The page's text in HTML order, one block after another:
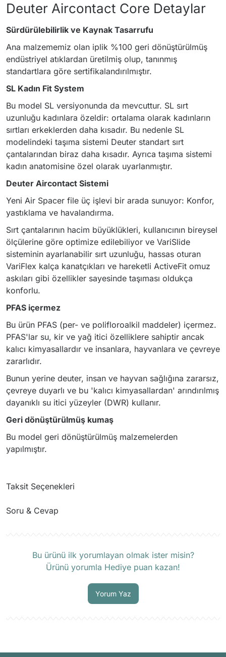
Deuter Aircontact Core Detaylar
Sürdürülebilirlik ve Kaynak Tasarrufu
Ana malzememiz olan iplik %100 geri dönüştürülmüş
endüstriyel atıklardan üretilmiş olup, tanınmış
standartlara göre sertifikalandırılmıştır.
SL Kadın Fit System
Bu model SL versiyonunda da mevcuttur. SL sırt
uzunluğu kadınlara özeldir: ortalama olarak kadınların
sırtları erkeklerden daha kısadır. Bu nedenle SL
modelindeki taşıma sistemi Deuter standart sırt
çantalarından biraz daha kısadır. Ayrıca taşıma sistemi
kadın anatomisine özel olarak uyarlanmıştır.
Deuter Aircontact Sistemi
Yeni Air Spacer file üç işlevi bir arada sunuyor: Konfor,
yastıklama ve havalandırma.
Sırt çantalarının hacim büyüklükleri, kullanıcının bireysel
ölçülerine göre optimize edilebiliyor ve VariSlide
sisteminin ayarlanabilir sırt uzunluğu, hassas oturan
VariFlex kalça kanatçıkları ve hareketli ActiveFit omuz
askıları gibi özellikler sayesinde taşıması oldukça
konforlu.
PFAS içermez
Bu ürün PFAS (per- ve polifloroalkil maddeler) içermez.
PFAS'lar su, kir ve yağ itici özelliklere sahiptir ancak
kalıcı kimyasallardır ve insanlara, hayvanlara ve çevreye
zararlıdır.
Bunun yerine deuter, insan ve hayvan sağlığına zararsız,
çevreye duyarlı ve bu 'kalıcı kimyasallardan' arındırılmış
dayanıklı su itici yüzeyler (DWR) kullanır.
Geri dönüştürülmüş kumaş
Bu model geri dönüştürülmüş malzemelerden
yapılmıştır.
Taksit Seçenekleri
Soru & Cevap
Bu ürünü ilk yorumlayan olmak ister misin?
Ürünü yorumla Hediye puan kazan!
Yorum Yaz